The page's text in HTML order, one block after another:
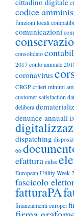
cittadino digitale
codice
funzioni locali
comunicazioni
consolidato
2017conto annuale
coronavirus
CRGPcriteri minimi
customer satisfaction dat
delibera
denunce annuali
dispatching
66
efatturaeidas
European Utility Week
fascicolo
fatturaPA
finanziamenti europei